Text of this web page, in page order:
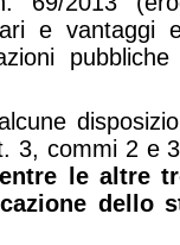
e vantaggi
3, commi 2
le altre
dello